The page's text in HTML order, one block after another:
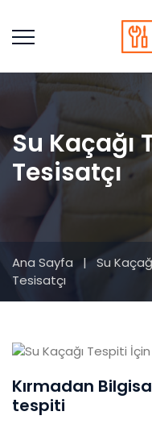
Su Kaçağı
Tesisatçı
Ana Sayfa | Su
Tesisatçı
Kırmadan
tespiti